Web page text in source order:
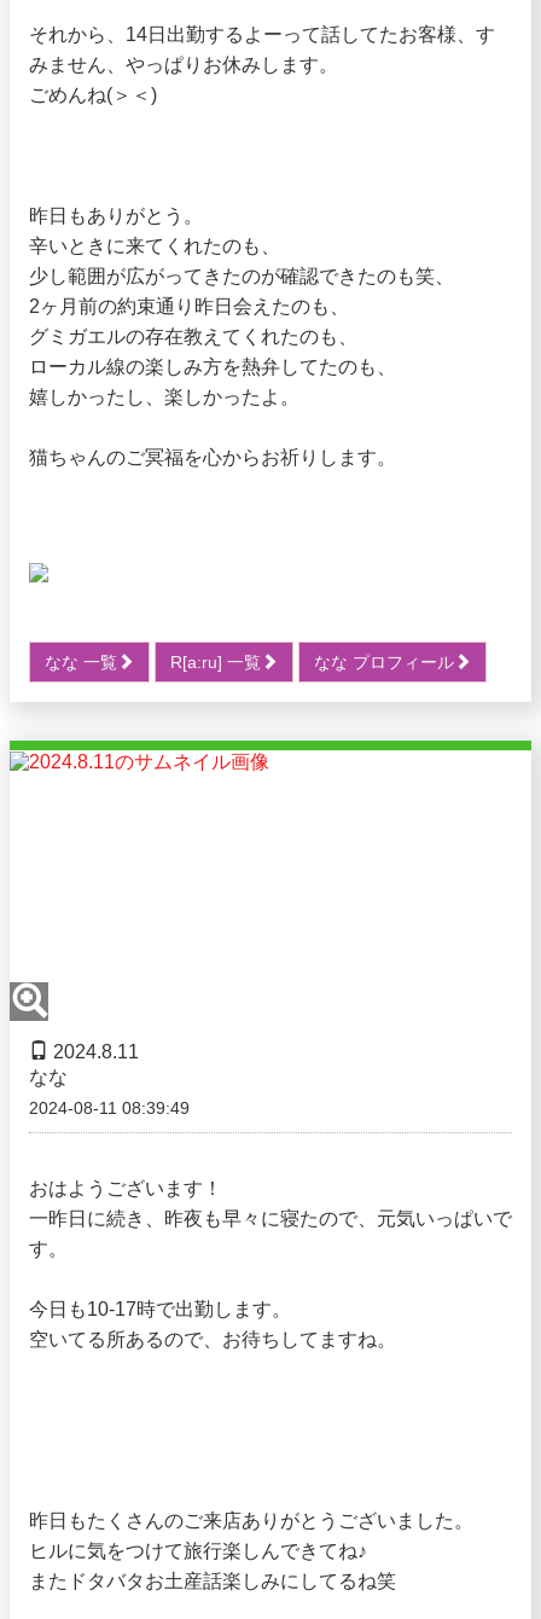
それから、14日出勤するよーって話してたお客様、す
みません、やっぱりお休みします。
ごめんね(＞＜)
昨日もありがとう。
辛いときに来てくれたのも、
少し範囲が広がってきたのが確認できたのも笑、
2ヶ月前の約束通り昨日会えたのも、
グミガエルの存在教えてくれたのも、
ローカル線の楽しみ方を熱弁してたのも、
嬉しかったし、楽しかったよ。
猫ちゃんのご冥福を心からお祈りします。
なな 一覧 R[a:ru] 一覧 なな プロフィール
2024.8.11
なな
2024-08-11 08:39:49
おはようございます！
一昨日に続き、昨夜も早々に寝たので、元気いっぱいで
す。
今日も10-17時で出勤します。
空いてる所あるので、お待ちしてますね。
昨日もたくさんのご来店ありがとうございました。
ヒルに気をつけて旅行楽しんできてね♪
またドタバタお土産話楽しみにしてるね笑